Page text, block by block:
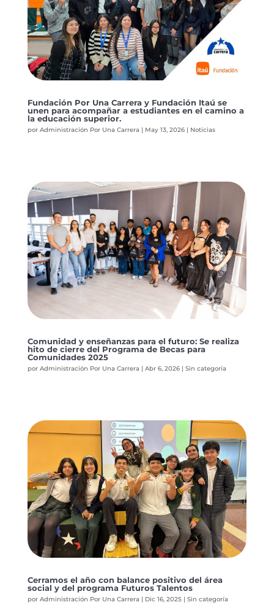
Fundación Por Una Carrera y Fundación Itaú se
unen para acompañar a estudiantes en el camino a
la educación superior.
por Administración Por Una Carrera | May 13, 2026| Noticias
Comunidad y enseñanzas para el futuro: Se realiza
hito de cierre del Programa de Becas para
Comunidades 2025
por Administración Por Una Carrera | Abr 6, 2026| Sin categoría
Cerramos el año con balance positivo del área
social y del programa Futuros Talentos
por Administración Por Una Carrera | Dic 16, 2025| Sin categoría